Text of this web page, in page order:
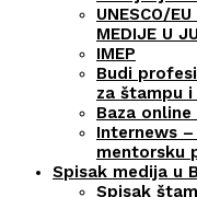
UNESCO/
MEDIJE U
IMEP
Budi
za štampu i
Baza online
Internews –
mentorsku
Spisak medija u
Spisak